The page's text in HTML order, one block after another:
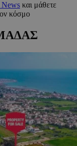
News και μάθετε
κόσμο